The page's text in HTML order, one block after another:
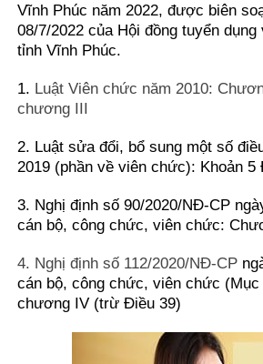
Vĩnh Phúc năm 2022, được biên
08/7/2022 của Hội đồng tuyển
tỉnh Vĩnh Phúc.
1. Luật Viên chức năm 2010:
chương III
2. Luật sửa đổi, bổ sung một số
2019 (phần về viên chức): Khoản 5
3. Nghị định số 90/2020/NĐ-CP
cán bộ, công chức, viên chức:
4. Nghị định số 112/2020/NĐ-CP
cán bộ, công chức, viên chức
chương IV (trừ Điều 39)